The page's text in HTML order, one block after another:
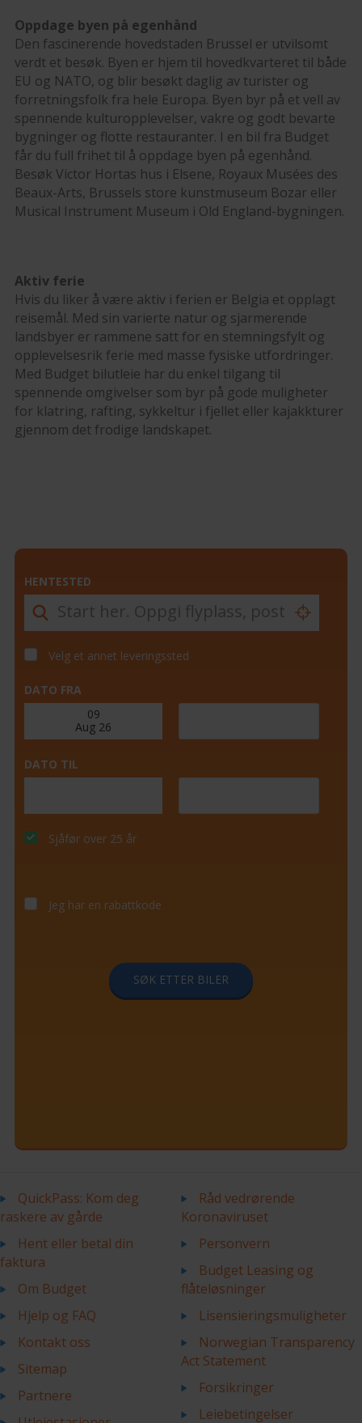
Oppdage byen på egenhånd
Den fascinerende hovedstaden Brussel er utvilsomt
verdt et besøk. Byen er hjem til hovedkvarteret til både
EU og NATO, og blir besøkt daglig av turister og
forretningsfolk fra hele Europa. Byen byr på et vell av
spennende kulturopplevelser, vakre og godt bevarte
bygninger og flotte restauranter. I en bil fra Budget
får du full frihet til å oppdage byen på egenhånd.
Besøk Victor Hortas hus i Elsene, Royaux Musées des
Beaux-Arts, Brussels store kunstmuseum Bozar eller
Musical Instrument Museum i Old England-bygningen.
Aktiv ferie
Hvis du liker å være aktiv i ferien er Belgia et opplagt
reisemål. Med sin varierte natur og sjarmerende
landsbyer er rammene satt for en stemningsfylt og
opplevelsesrik ferie med masse fysiske utfordringer.
Med Budget bilutleie har du enkel tilgang til
spennende omgivelser som byr på gode muligheter
for klatring, rafting, sykkeltur i fjellet eller kajakkturer
gjennom det frodige landskapet.
HENTESTED
Velg et annet leveringssted
DATO FRA
DATO TIL
Sjåfør over 25 år
Jeg har en rabattkode
SØK ETTER BILER
QuickPass: Kom deg
raskere av gårde
Hent eller betal din
faktura
Om Budget
Hjelp og FAQ
Kontakt oss
Sitemap
Partnere
Råd vedrørende
Koronaviruset
Personvern
Budget Leasing og
flåteløsninger
Lisensieringsmuligheter
Norwegian Transparency
Act Statement
Forsikringer
Leiebetingelser